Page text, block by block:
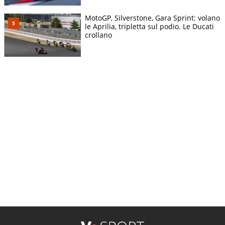
MotoGP, Silverstone, Gara Sprint: volano
le Aprilia, tripletta sul podio. Le Ducati
crollano